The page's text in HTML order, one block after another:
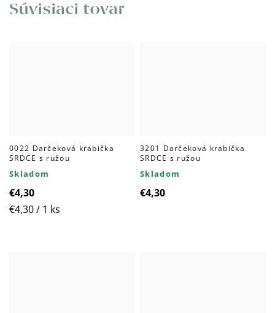
Súvisiaci tovar
0022 Darčeková krabička
SRDCE s ružou
Skladom
€4,30
Jednotková
€4,30 / 1 ks
3201 Darčeková krabička
SRDCE s ružou
Skladom
€4,30